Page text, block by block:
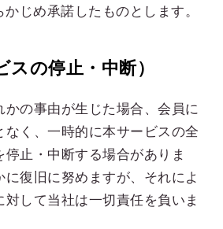
じめ承諾したものとします。
の停止・中断）
の事由が生じた場合、会員に
く、一時的に本サービスの全
止・中断する場合がありま
復旧に努めますが、それによ
して当社は一切責任を負いま